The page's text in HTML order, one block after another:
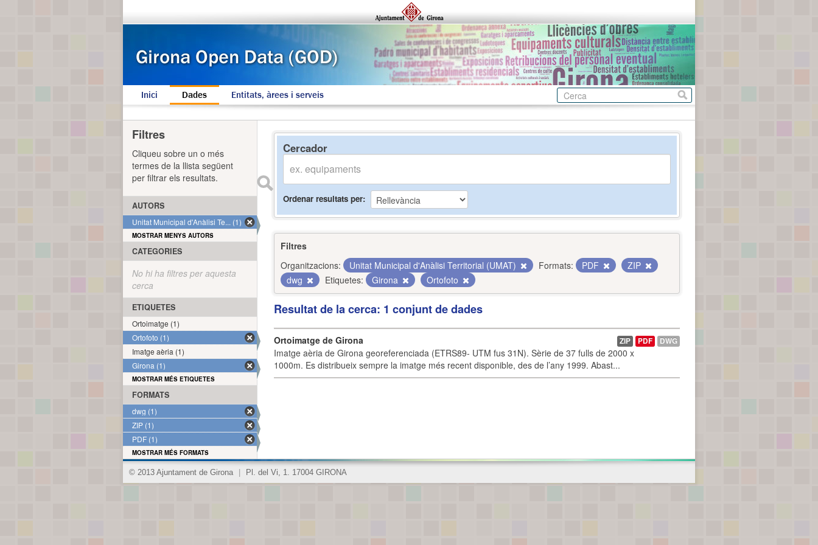
Inici Dades Entitats, àrees i serveis
Cercador
Ordenar resultats per
Filtres
Organitzacions:
Unitat Municipal d'Anàlisi Territorial (UMAT) Formats: PDF
ZIP
dwg
Etiquetes: Girona Ortofoto
Resultat de la cerca: 1 conjunt de dades
Ortoimatge de Girona
Imatge aèria de Girona georeferenciada (ETRS89- UTM fus 31N). Sèrie de 37 fulls de 2000 x
1000m. Es distribueix sempre la imatge més recent disponible, des de l’any 1999. Abast...
ZIP PDF DWG
Filtres
Cliqueu sobre un o més
termes de la llista següent
per filtrar els resultats.
AUTORS
Unitat Municipal d'Anàlisi Te... (1)
MOSTRAR MENYS AUTORS
CATEGORIES
No hi ha filtres per aquesta
cerca
ETIQUETES
Ortoimatge (1)
Ortofoto (1)
Imatge aèria (1)
Girona (1)
MOSTRAR MÉS ETIQUETES
FORMATS
dwg (1)
ZIP (1)
PDF (1)
MOSTRAR MÉS FORMATS
© 2013 Ajuntament de Girona Pl. del Vi, 1. 17004 GIRONA